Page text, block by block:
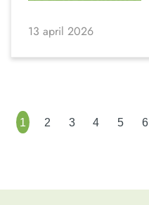
13 april 2026
1 2 3 4 5 6